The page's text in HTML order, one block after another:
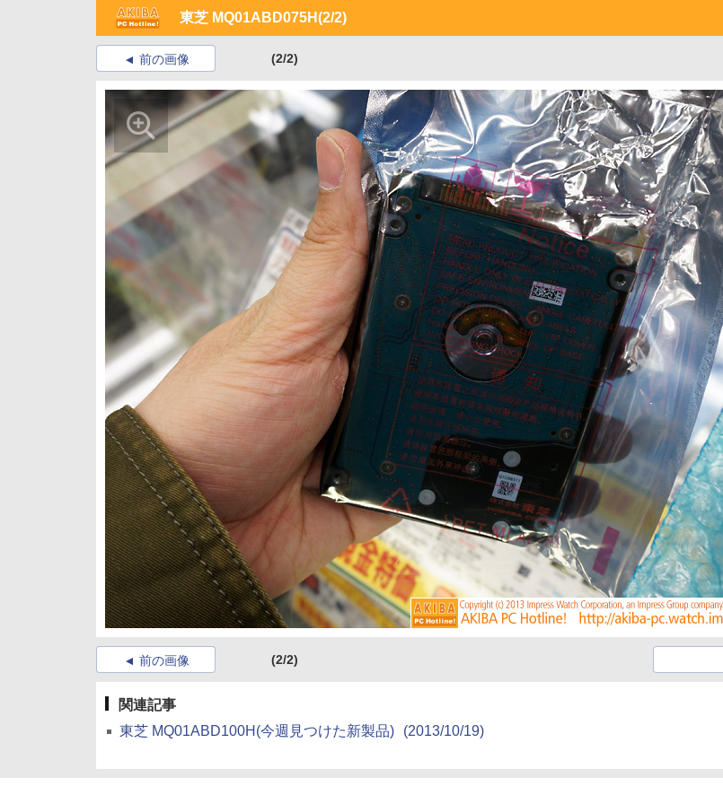
東芝 MQ01ABD075H(2/2)
前の画像 (2/2)
前の画像 (2/2)
関連記事
東芝 MQ01ABD100H(今週見つけた新製品)
(2013/10/19)